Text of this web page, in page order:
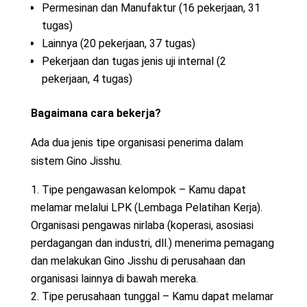
Permesinan dan Manufaktur (16 pekerjaan, 31
tugas)
Lainnya (20 pekerjaan, 37 tugas)
Pekerjaan dan tugas jenis uji internal (2
pekerjaan, 4 tugas)
Bagaimana cara bekerja?
Ada dua jenis tipe organisasi penerima dalam
sistem Gino Jisshu.
Tipe pengawasan kelompok – Kamu dapat
melamar melalui LPK (Lembaga Pelatihan Kerja).
Organisasi pengawas nirlaba (koperasi, asosiasi
perdagangan dan industri, dll.) menerima pemagang
dan melakukan Gino Jisshu di perusahaan dan
organisasi lainnya di bawah mereka.
Tipe perusahaan tunggal – Kamu dapat melamar